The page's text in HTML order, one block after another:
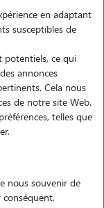
en adaptant
susceptibles de
potentiels, ce qui
annonces
Cela nous
de notre site Web.
telles que
nous souvenir de